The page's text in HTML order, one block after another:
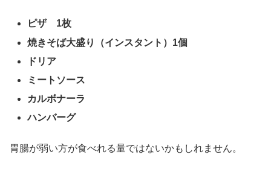
ピザ 1枚
焼きそば大盛り（インスタント）1個
ドリア
ミートソース
カルボナーラ
ハンバーグ
胃腸が弱い方が食べれる量ではないかもしれません。